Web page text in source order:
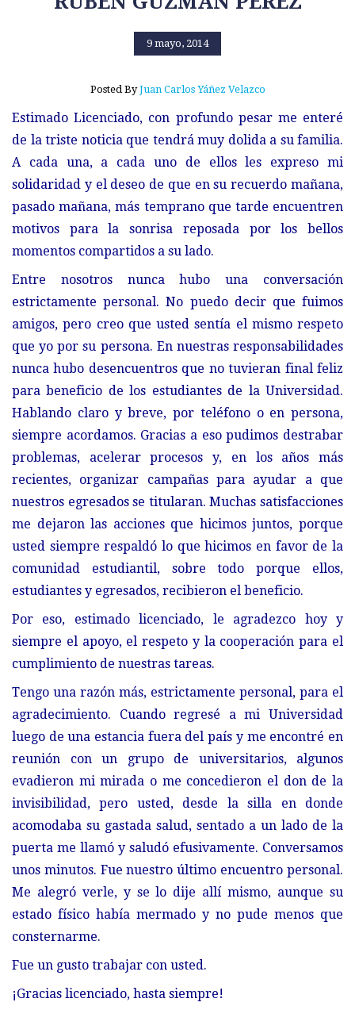
9 mayo, 2014
Posted ByJuan Carlos Yáñez Velazco
Estimado Licenciado, con profundo pesar me enteré
de la triste noticia que tendrá muy dolida a su familia.
A cada una, a cada uno de ellos les expreso mi
solidaridad y el deseo de que en su recuerdo mañana,
pasado mañana, más temprano que tarde encuentren
motivos para la sonrisa reposada por los bellos
momentos compartidos a su lado.
Entre nosotros nunca hubo una conversación
estrictamente personal. No puedo decir que fuimos
amigos, pero creo que usted sentía el mismo respeto
que yo por su persona. En nuestras responsabilidades
nunca hubo desencuentros que no tuvieran final feliz
para beneficio de los estudiantes de la Universidad.
Hablando claro y breve, por teléfono o en persona,
siempre acordamos. Gracias a eso pudimos destrabar
problemas, acelerar procesos y, en los años más
recientes, organizar campañas para ayudar a que
nuestros egresados se titularan. Muchas satisfacciones
me dejaron las acciones que hicimos juntos, porque
usted siempre respaldó lo que hicimos en favor de la
comunidad estudiantil, sobre todo porque ellos,
estudiantes y egresados, recibieron el beneficio.
Por eso, estimado licenciado, le agradezco hoy y
siempre el apoyo, el respeto y la cooperación para el
cumplimiento de nuestras tareas.
Tengo una razón más, estrictamente personal, para el
agradecimiento. Cuando regresé a mi Universidad
luego de una estancia fuera del país y me encontré en
reunión con un grupo de universitarios, algunos
evadieron mi mirada o me concedieron el don de la
invisibilidad, pero usted, desde la silla en donde
acomodaba su gastada salud, sentado a un lado de la
puerta me llamó y saludó efusivamente. Conversamos
unos minutos. Fue nuestro último encuentro personal.
Me alegró verle, y se lo dije allí mismo, aunque su
estado físico había mermado y no pude menos que
consternarme.
Fue un gusto trabajar con usted.
¡Gracias licenciado, hasta siempre!